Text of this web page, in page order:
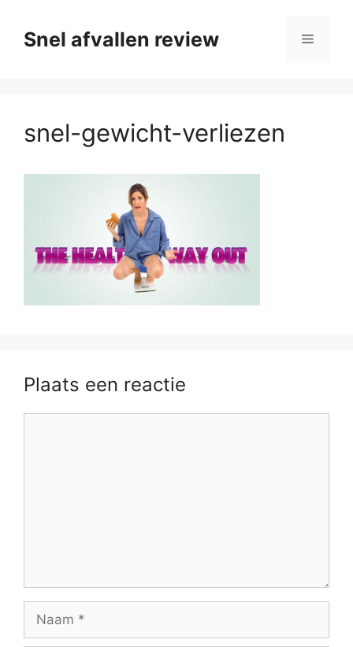
naarSnel afvallen review Menu
snel-gewicht-verliezen
Plaats een reactie
Naam